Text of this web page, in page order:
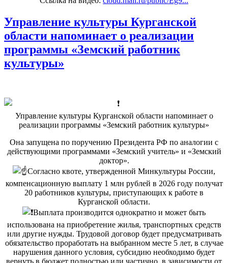
Управление культуры Курганской
области напоминает о реализации
программы «Земский работник
культуры»
Управление культуры Курганской области напоминает о
реализации программы «Земский работник культуры»
Она запущена по поручению Президента РФ по аналогии с
действующими программами «Земский учитель» и «Земский
доктор».
Согласно квоте, утвержденной Минкультуры России,
компенсационную выплату 1 млн рублей в 2026 году получат
20 работников культуры, приступающих к работе в
Курганской области.
Выплата производится однократно и может быть
использована на приобретение жилья, транспортных средств
или другие нужды. Трудовой договор будет предусматривать
обязательство проработать на выбранном месте 5 лет, в случае
нарушения данного условия, субсидию необходимо будет
вернуть в бюджет полностью или частично, в зависимости от